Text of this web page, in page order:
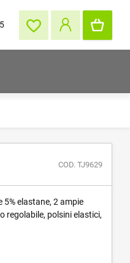
COD. TJ9629
5% elastane, 2 ampie
regolabile, polsini elastici,